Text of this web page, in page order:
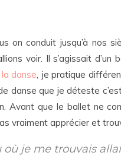
on conduit jusqu’à nos
voir. Il s’agissait d’un
la danse , je pratique
danse que je déteste
Avant que le ballet ne
vraiment apprécier et
je me trouvais